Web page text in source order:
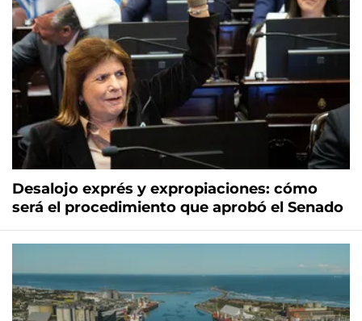
Desalojo exprés y expropiaciones: cómo
será el procedimiento que aprobó el Senado